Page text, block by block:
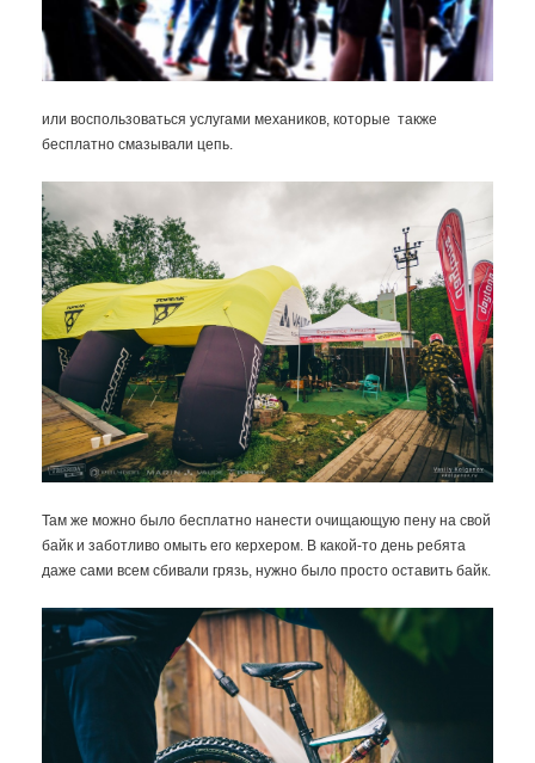
или воспользоваться услугами механиков, которые также
бесплатно смазывали цепь.
Там же можно было бесплатно нанести очищающую пену на свой
байк и заботливо омыть его керхером. В какой-то день ребята
даже сами всем сбивали грязь, нужно было просто оставить байк.